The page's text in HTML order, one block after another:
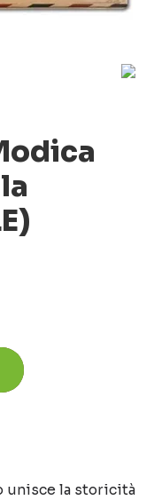
unisce la storicità